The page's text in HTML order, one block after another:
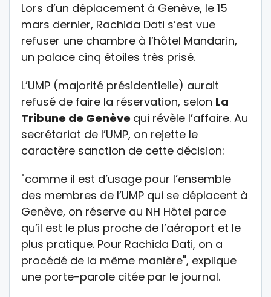
Lors d’un déplacement à Genève, le 15
mars dernier, Rachida Dati s’est vue
refuser une chambre à l’hôtel Mandarin,
un palace cinq étoiles très prisé.
L’UMP (majorité présidentielle) aurait
refusé de faire la réservation, selon La
Tribune de Genève qui révèle l’affaire. Au
secrétariat de l’UMP, on rejette le
caractère sanction de cette décision:
"comme il est d’usage pour l’ensemble
des membres de l’UMP qui se déplacent à
Genève, on réserve au NH Hôtel parce
qu’il est le plus proche de l’aéroport et le
plus pratique. Pour Rachida Dati, on a
procédé de la même manière", explique
une porte-parole citée par le journal.